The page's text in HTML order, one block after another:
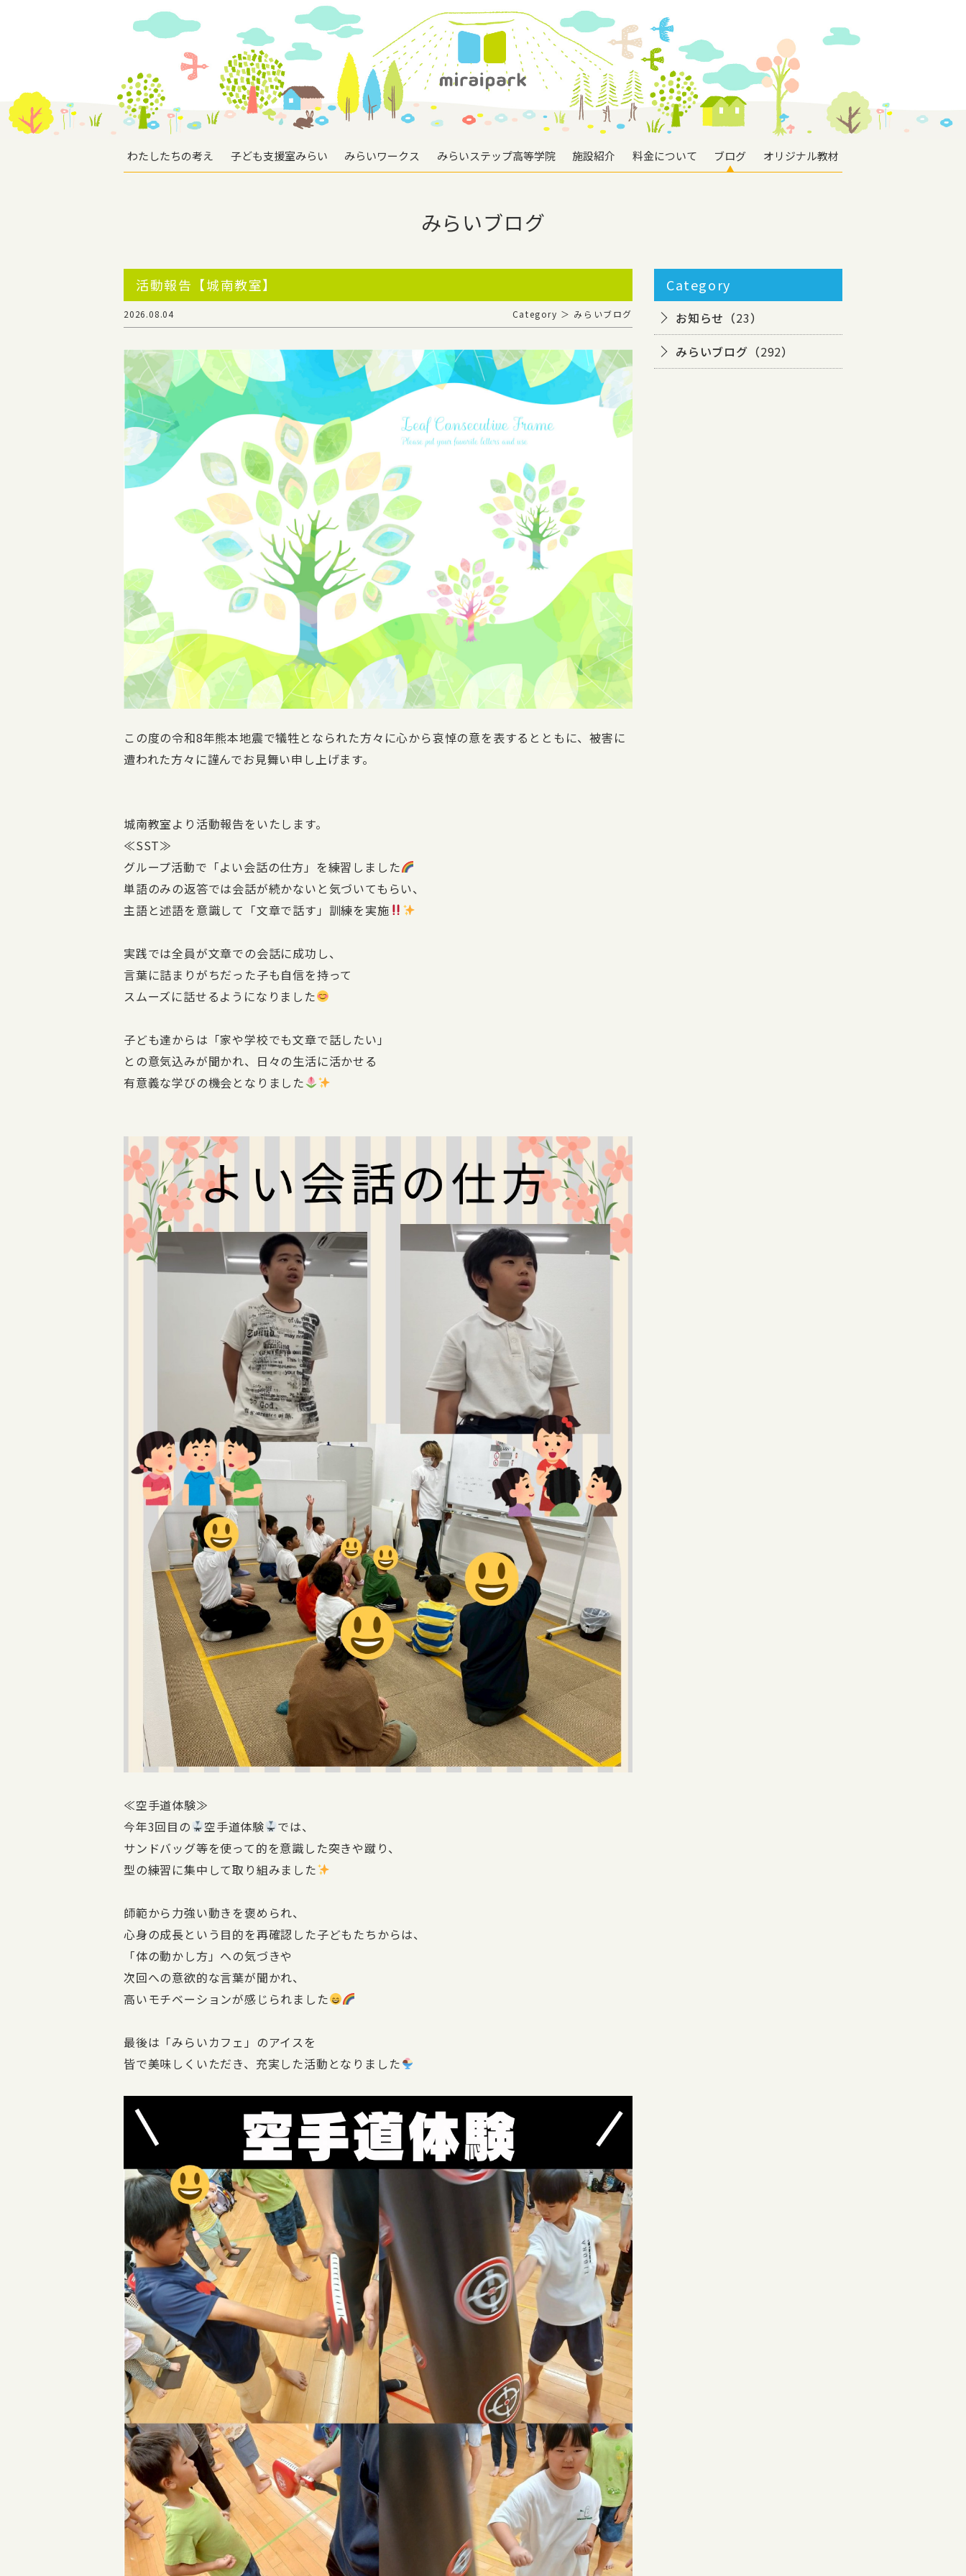
わたしたちの考え 子ども支援室みらい みらいワークス みらいステップ高等学院 施設紹介 料金について ブログ オリジナル教材
みらいブログ
活動報告【城南教室】
2026.08.04 Category ＞ みらいブログ
この度の令和8年熊本地震で犠牲となられた方々に心から哀悼の意を表するとともに、被害に
遭われた方々に謹んでお見舞い申し上げます。
城南教室より活動報告をいたします。
≪SST≫
グループ活動で「よい会話の仕方」を練習しました
単語のみの返答では会話が続かないと気づいてもらい、
主語と述語を意識して「文章で話す」訓練を実施
実践では全員が文章での会話に成功し、
言葉に詰まりがちだった子も自信を持って
スムーズに話せるようになりました
子ども達からは「家や学校でも文章で話したい」
との意気込みが聞かれ、日々の生活に活かせる
有意義な学びの機会となりました
≪空手道体験≫
今年3回目の
空手道体験
では、
サンドバッグ等を使って的を意識した突きや蹴り、
型の練習に集中して取り組みました
師範から力強い動きを褒められ、
心身の成長という目的を再確認した子どもたちからは、
「体の動かし方」への気づきや
次回への意欲的な言葉が聞かれ、
高いモチベーションが感じられました
最後は「みらいカフェ」のアイスを
皆で美味しくいただき、充実した活動となりました
Category
お知らせ（23）
みらいブログ（292）